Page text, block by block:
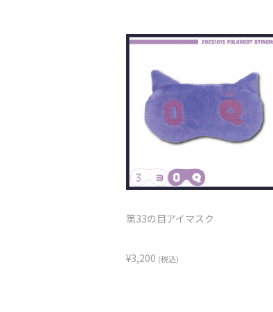
第33の目アイマスク
¥3,200 (税込)